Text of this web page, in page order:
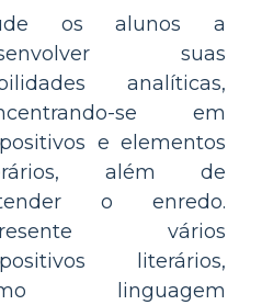
os alunos a
suas
analíticas,
se em
e elementos
além de
o enredo.
vários
literários,
linguagem